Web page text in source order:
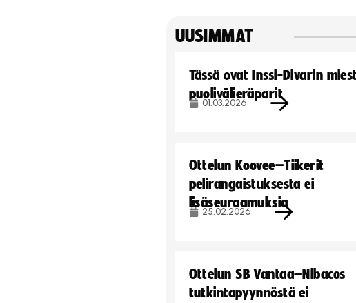
UUSIMMAT
Tässä ovat Inssi-Divarin
puolivälieräparit
01.03.2026
Ottelun Koovee–Tiikerit
pelirangaistuksesta ei
lisäseuraamuksia
25.02.2026
Ottelun SB Vantaa–Nibacos
tutkintapyynnöstä ei